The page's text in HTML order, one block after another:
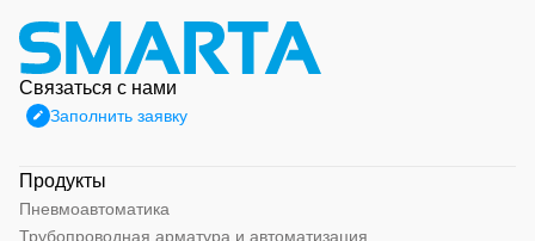
Связаться с нами
Заполнить заявку
Продукты
Пневмоавтоматика
Трубопроводная арматура и автоматизация